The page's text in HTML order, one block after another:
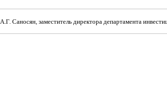
А.Г. Саносян, заместитель директора департамента